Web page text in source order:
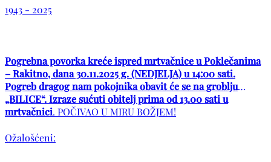
1943 - 2025
Pogrebna povorka kreće ispred mrtvačnice u Poklečanima
– Rakitno, dana 30.11.2025 g. (NEDJELJA) u 14:00 sati.
Pogreb dragog nam pokojnika obavit će se na groblju
„BILICE“. Izraze sućuti obitelj prima od 13.00 sati u
mrtvačnici. POČIVAO U MIRU BOŽJEM!
Ožalošćeni: